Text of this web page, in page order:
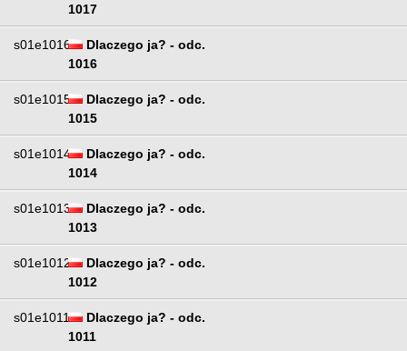
1017
s01e1016
Dlaczego ja? - odc.
1016
s01e1015
Dlaczego ja? - odc.
1015
s01e1014
Dlaczego ja? - odc.
1014
s01e1013
Dlaczego ja? - odc.
1013
s01e1012
Dlaczego ja? - odc.
1012
s01e1011
Dlaczego ja? - odc.
1011